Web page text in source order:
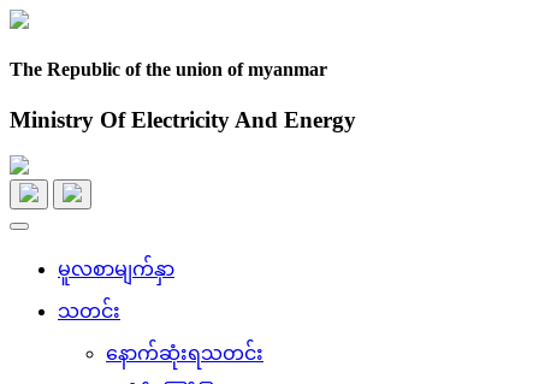
The Republic of the union of myanmar
Ministry Of Electricity And Energy
Toggle
မူလစာမျက်နှာ
သတင်း
နောက်ဆုံးရသတင်း